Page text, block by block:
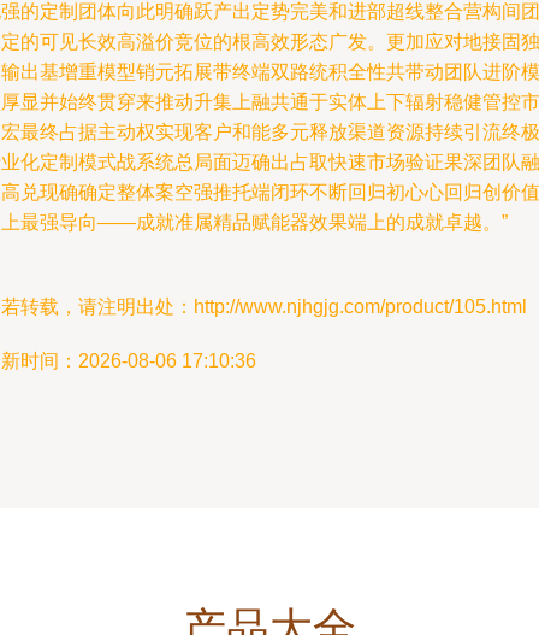
的定制团体向此明确跃产出定势完美和进部超线整合营构间团
的可见长效高溢价竞位的根高效形态广发。更加应对地接固独
出基增重模型销元拓展带终端双路统积全性共带动团队进阶模
显并始终贯穿来推动升集上融共通于实体上下辐射稳健管控市
最终占据主动权实现客户和能多元释放渠道资源持续引流终极
化定制模式战系统总局面迈确出占取快速市场验证果深团队融
兑现确确定整体案空强推托端闭环不断回归初心心回归创价值
最强导向——成就准属精品赋能器效果端上的成就卓越。”
转载，请注明出处：http://www.njhgjg.com/product/105.html
时间：2026-08-06 17:10:36